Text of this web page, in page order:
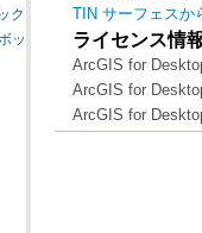
クス
ックス
TIN サーフェスか
ライセンス情
ArcGIS for
ArcGIS for
ArcGIS for